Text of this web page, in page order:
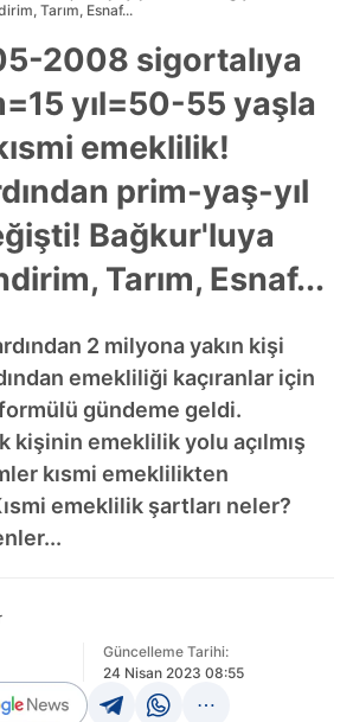
Tarım, Esnaf...
2008 sigortalıya
yıl=50-55 yaşla
emeklilik!
prim-yaş-yıl
Bağkur'luya
Tarım, Esnaf...
2 milyona yakın kişi
emekliliği kaçıranlar için
gündeme geldi.
kişinin emeklilik yolu açılmış
kısmi emeklilikten
emeklilik şartları neler?
Güncelleme Tarihi:
24 Nisan 2023 08:55